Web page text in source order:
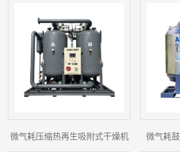
微气耗压缩热再生吸附式干燥机 微气耗